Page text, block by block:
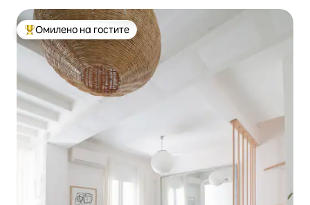
Меѓу најуспешните „Омилени на гостите“
Омилено на гостите